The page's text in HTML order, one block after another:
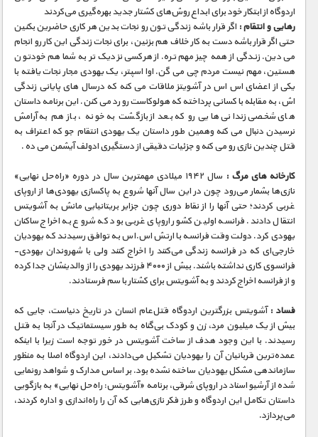
طبیعت
علم و فناوری
فرهنگ / هنر
کیهان / نجوم
گردشگری
ماورایی
مستند های اختصاصی
اردوگاه‌ از ابتکار خود برای ابداع روش‌های کشتار جدید بهره‌گیری می‌کردند
رهایی و انتقام :اگر قرار باشه زندگی تون رو نجات بدین هر کاری حاضرین بکنین
حتی اگر قرار باشه دست به کار خلاف هم بزنین، برای نجات زندگی این کار رو انجام
می دین. زندگی از همه چیز مهم تره. از هرکسی نزدیک تر به شما هم خودتون
هستین، مهم نیست مردم چی می گن. اوا اسپتر، یک یهودی مجار نجات یافته با
یکی از اعضای اس اس در آشویتز ملاقات می کنه که درسال های پایانی زندگی
اش، به مقابله با کسانی پرداخته که هولوکاست رو رد می کنن. این برنامه داستان
های شخصی زندانی هایی رو که بعد از بازگشت به خونه ، باز هم به آرامش
نرسیدن دنبال می کنه وهمین طور داستان یک یهودی انتقام جو که اعتراف به
قتل چندین نازی رو می کنه و جزئیات دقیقی از دستگیری ادولف آیشمن می ده .
کارخانه های مرگ :
سال ۱۹۴۲ میلادی مهمترین سال در دوره «راه‌حل نهایی»
نازی‌ها بشمار می‌رود چون در این سال آنها شروع به پاکسازی یهودی‌ها از اروپای
غربی کردند؛ حتی آنها را از نقاط دوری چون جزایر بریتانیایی مانش به آشویتس
انتقال دادند. فرانسه اولین کشور اروپای غربی بود که شروع به اخراج ساکنان
یهودی‌ کرد. دولت وقت فرانسه با ارتش اس.اس به توافق رسیدند که یهودیان
خارجی‌ای که در فرانسه زندگی می‌کنند را اخراج کنند ولی با شهروندان یهودی-
فرانسوی کاری نداشته باشند. بیش از ۴۰۰۰ فرزند یهودی را از والدینشان جدا کرده
و از فرانسه اخراج کردند و به آشویتس برای کشتار با سم فرستادند.
فساد :
آشویتس بزرگترین اردوگاه قتل‌عام انسان در تاریخ دنیاست٬ جایی که
بیش از یک میلیون مرد٬ زن و کودک بی‌گناه به طور سیستماتیک در‌ آنجا به قتل
رسیدند. با این وجود هدف از ساخت آشویتس در خور توجه است زیرا با اینکه
عمده‌ترین قربانیان آن را یهودیان تشکیل می‌دادند٬ این اردوگاه اصلا به منظور
سازماندهی مشکل یهودیان ساخته نشده بود. بر اساس مدارک و شواهد رونمایی
شده از آرشیو اسناد در اروپای شرقی٬ برنامه «آشویتس: راه‌حل نهایی» به بازگویی
داستان تکامل این اردوگاه و طرز فکر نازی‌هایی که آن را راه‌اندازی و اداره کردند٬
می‌پردازد.